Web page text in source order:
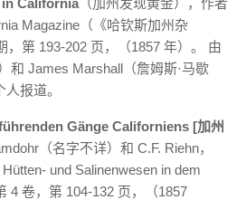
California （加州发现黄金），作者
Magazine（《哈钦斯加州杂
，第 193-202 页，（1857 年）。 由
和 James Marshall（詹姆斯·马歇
报道。
Gänge Californiens [加州
（名字不详）和 C.F. Riehn，
und Salinenwesen in dem
4 卷，第 104-132 页，（1857